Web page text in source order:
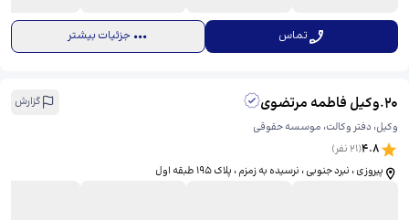
تماس جزئیات بیشتر
20
.وکیل فاطمه مرتضوی
گزارش
وکیل، دفتر وکالت، موسسه حقوقی
4.8
(
21نفر)
پیروزی ، نبرد جنوبی ، نرسیده به زمزم ، پلاک 195 طبقه اول